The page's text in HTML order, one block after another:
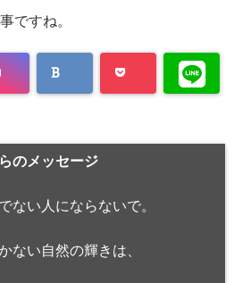
ですね。
のメッセージ
ない人にならないで。
ない自然の輝きは、